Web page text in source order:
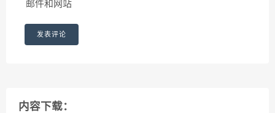
邮件和网站
内容下载：